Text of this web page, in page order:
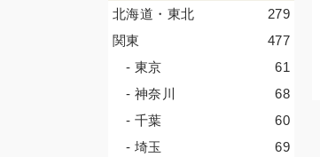
279
北海道・東北
477
関東
61
- 東京
68
- 神奈川
60
- 千葉
69
- 埼玉